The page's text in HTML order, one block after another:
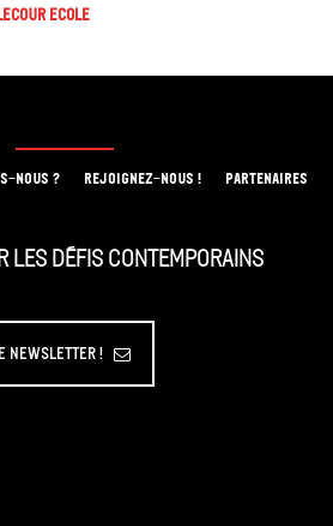
Ecole
NOUS ? REJOIGNEZ-NOUS ! PARTENAIRES
les défis contemporains
Newsletter !